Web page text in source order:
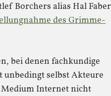
Borchers alias Hal Faber
des Grimme-
bei denen fachkundige
selbst Akteure
Medium Internet nicht